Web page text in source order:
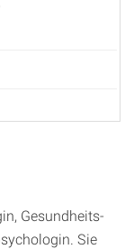
Gesundheits-
Sie